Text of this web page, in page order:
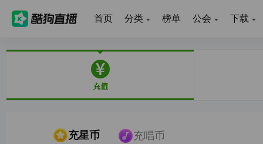
首页 分类 榜单 公会 下载
充星币 充唱币